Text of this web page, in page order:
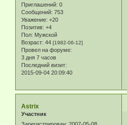
Приглашений: 0
Сообщений: 753
Уважение: +20
Позитив: +4
Пол: Мужской
Возраст: 44 [1982-06-12]
Провел на форуме:
3 дня 7 часов
Последний визит:
2015-09-04 20:09:40
Astrix
Участник
Зарегистрирован: 2007-05-08